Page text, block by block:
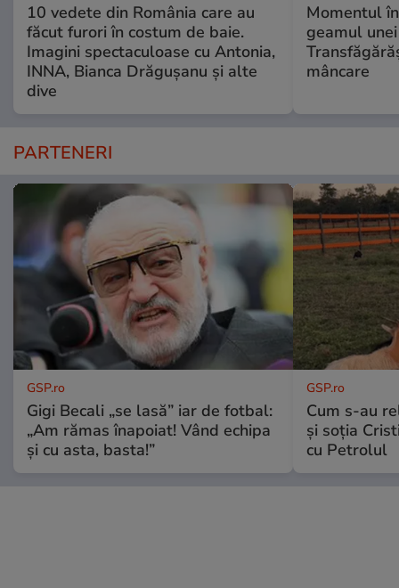
10 vedete din România care au
făcut furori în costum de baie.
Imagini spectaculoase cu Antonia,
INNA, Bianca Drăgușanu și alte
dive
Momentul
geamul
mâncare
PARTENERI
GSP.ro
Gigi Becali „se lasă” iar de fotbal:
„Am rămas înapoiat! Vând echipa
și cu asta, basta!”
GSP.ro
Cum s-au
și soția
cu Petrolul